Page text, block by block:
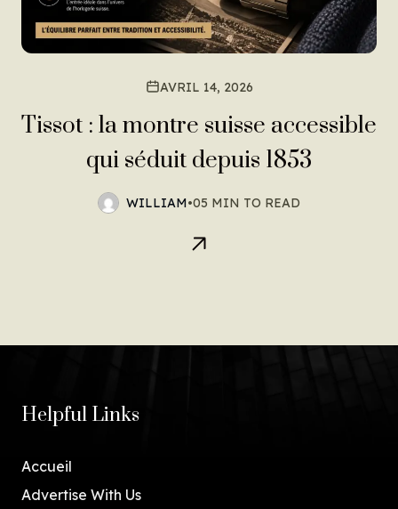
AVRIL 14, 2026
Tissot : la montre suisse accessible
qui séduit depuis 1853
WILLIAM•05 MIN TO READ
Helpful Links
Accueil
Advertise With Us